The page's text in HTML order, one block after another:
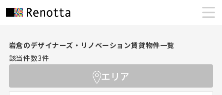
岩倉のデザイナーズ・リノベーション賃貸物件一覧
該当件数3件
エリア